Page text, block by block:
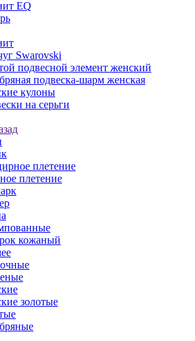
EQ
Swarovski
подвесной элемент женcкий
подвеска-шарм женская
кулоны
на серьги
плетение
плетение
кожаный
золотые